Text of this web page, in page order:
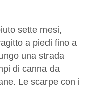
sette mesi,
a piedi fino a
una strada
di canna da
Le scarpe con i